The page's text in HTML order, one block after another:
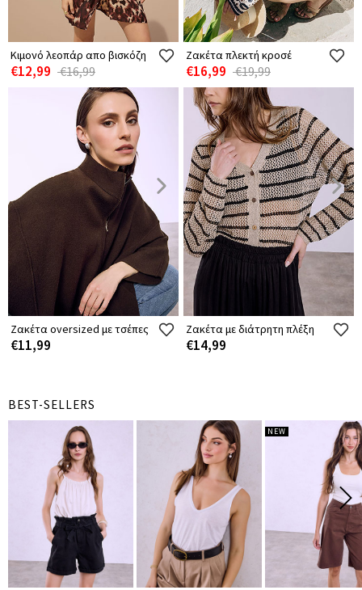
Κιμονό λεοπάρ απο βισκόζη
€12,99 €16,99
Ζακέτα πλεκτή κροσέ
€16,99 €19,99
Ζακέτα oversized με τσέπες
€11,99
Ζακέτα με διάτρητη πλέξη
€14,99
BEST-SELLERS
NEW